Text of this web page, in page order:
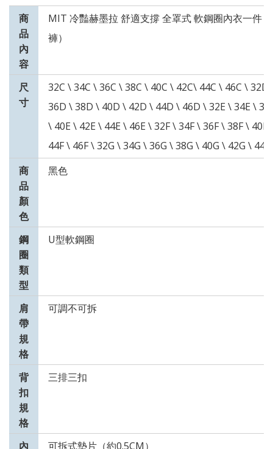
商
品
內
容
MIT 冷豔赫墨拉 舒適支撐 全罩式 軟鋼圈內衣一件
褲）
尺
寸
32C \ 34C \ 36C \ 38C \ 40C \ 42C\ 44C \ 46C \
36D \ 38D \ 40D \ 42D \ 44D \ 46D \ 32E \ 34E \
\ 40E \ 42E \ 44E \ 46E \ 32F \ 34F \ 36F \ 38F \ 40F
44F \ 46F \ 32G \ 34G \ 36G \ 38G \ 40G \ 42G \
商
品
顏
色
黑色
鋼
圈
類
型
U型軟鋼圈
肩
帶
規
格
可調不可拆
背
扣
規
格
三排三扣
內
可拆式墊片（約0.5CM）